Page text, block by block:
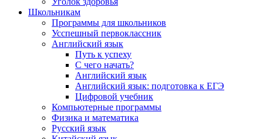
Школьникам
Программы для школьников
Усспешный первоклассник
Английский язык
Путь к успеху
С чего начать?
Английский язык
Английский язык: подготовка к ЕГЭ
Цифровой учебник
Компьютерные программы
Физика и математика
Русский язык